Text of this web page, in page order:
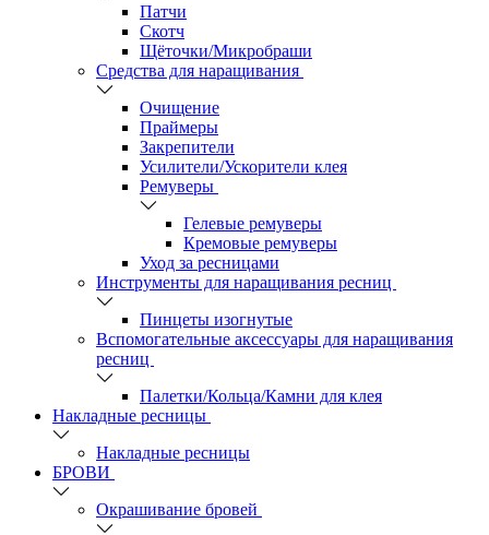
Патчи
Скотч
Щёточки/Микробраши
Средства для наращивания
Очищение
Праймеры
Закрепители
Усилители/Ускорители клея
Ремуверы
Гелевые ремуверы
Кремовые ремуверы
Уход за ресницами
Инструменты для наращивания ресниц
Пинцеты изогнутые
Вспомогательные аксессуары для наращивания
ресниц
Палетки/Кольца/Камни для клея
Накладные ресницы
Накладные ресницы
БРОВИ
Окрашивание бровей